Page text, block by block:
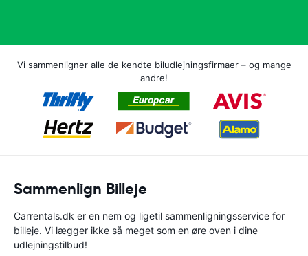
Vi sammenligner alle de kendte biludlejningsfirmaer – og mange
andre!
Sammenlign Billeje
Carrentals.dk er en nem og ligetil sammenligningsservice for
billeje. Vi lægger ikke så meget som en øre oven i dine
udlejningstilbud!